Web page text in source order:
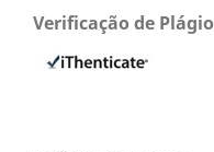
Verificação de Plágio